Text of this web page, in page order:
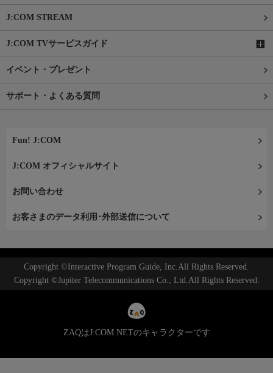
J:COM STREAM
J:COM TVサービスガイド
イベント・プレゼント
サポート・よくある質問
Fun! J:COM
J:COM オフィシャルサイト
お問い合わせ
お客さまのデータ利用･外部送信について
Copyright ©Interactive Program Guide, Inc.All Rights Reserved.
Copyright ©Jupiter Telecommunications Co., Ltd.All Rights Reserved.
ZAQはJ:COM NETのキャラクターです